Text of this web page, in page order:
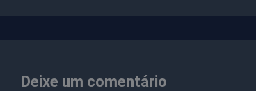
Deixe um comentário